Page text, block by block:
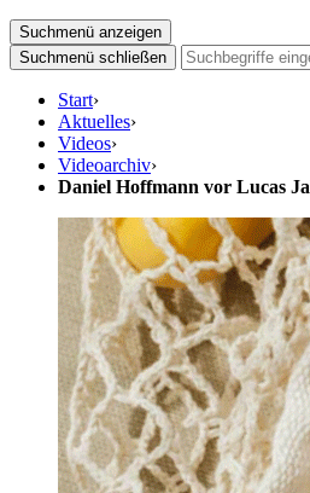
Suchmenü anzeigen
Suchmenü schließen
Start›
Aktuelles›
Videos›
Videoarchiv›
Daniel Hoffmann vor Lucas